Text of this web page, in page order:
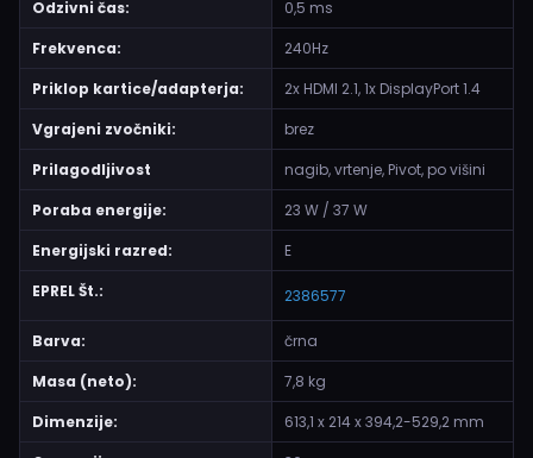
Odzivni čas:
0,5 ms
Frekvenca:
240Hz
Priklop kartice/adapterja:
2x HDMI 2.1, 1x DisplayPort 1.4
Vgrajeni zvočniki:
brez
Prilagodljivost
nagib, vrtenje, Pivot, po višini
Poraba energije:
23 W / 37 W
Energijski razred:
E
EPREL Št.:
2386577
Barva:
črna
Masa (neto):
7,8 kg
Dimenzije:
613,1 x 214 x 394,2-529,2 mm